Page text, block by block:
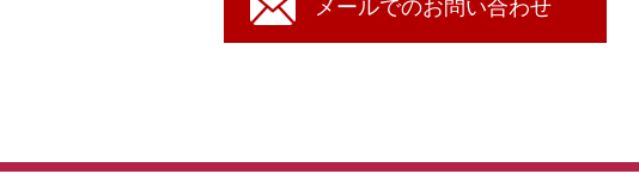
メールでのお問い合わせ